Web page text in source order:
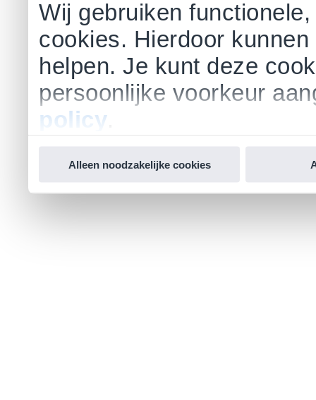
Wij gebruiken
cookies. Hierdoor
helpen. Je kunt deze
persoonlijke voorkeur
policy
Alleen noodzakelijke cookies